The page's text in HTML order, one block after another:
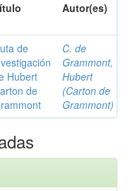
Autor(es)
de
Hubert
de
C. de
Grammont,
Hubert
(Carton de
Grammont)